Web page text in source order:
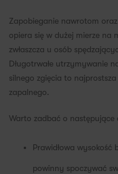
Zapobieganie nawrotom
opiera się w dużej mierze na
zwłaszcza u osób
Długotrwałe utrzymywanie
silnego zgięcia to
zapalnego.
Warto zadbać o
Prawidłowa
powinny spoczywać